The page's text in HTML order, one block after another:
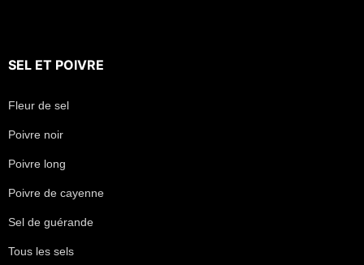
SEL ET POIVRE
Fleur de sel
Poivre noir
Poivre long
Poivre de cayenne
Sel de guérande
Tous les sels